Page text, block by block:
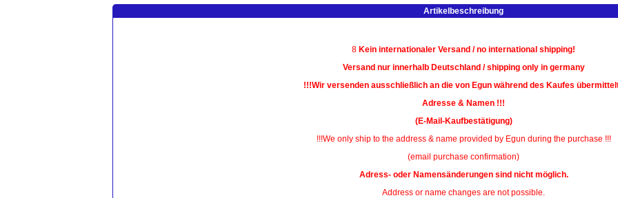
Artikelbeschreibung
8 Kein internationaler Versand / no international shipping!
Versand nur innerhalb Deutschland / shipping only in germany
!!!Wir versenden ausschließlich an die von Egun während des Kaufes
Adresse & Namen !!!
(E-Mail-Kaufbestätigung)
!!!We only ship to the address & name provided by Egun during the purchase !!!
(email purchase confirmation)
Adress- oder Namensänderungen sind nicht möglich.
Address or name changes are not possible.